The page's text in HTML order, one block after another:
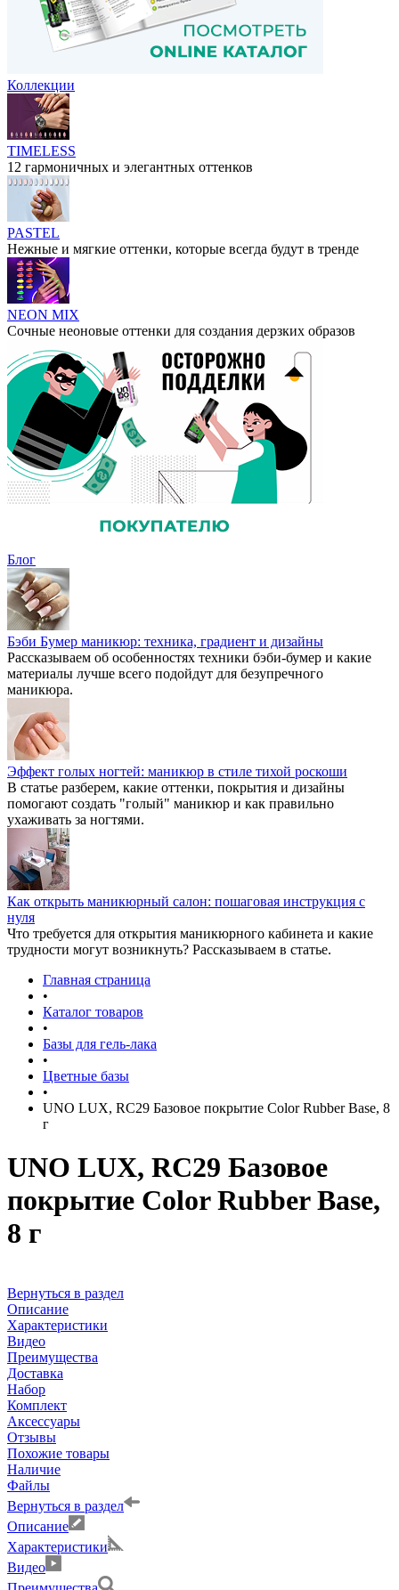
Коллекции
TIMELESS
12 гармоничных и элегантных оттенков
PASTEL
Нежные и мягкие оттенки, которые всегда будут в тренде
NEON MIX
Сочные неоновые оттенки для создания дерзких образов
Блог
Бэби Бумер маникюр: техника, градиент и дизайны
Рассказываем об особенностях техники бэби-бумер и какие
материалы лучше всего подойдут для безупречного
маникюра.
Эффект голых ногтей: маникюр в стиле тихой роскоши
В статье разберем, какие оттенки, покрытия и дизайны
помогают создать "голый" маникюр и как правильно
ухаживать за ногтями.
Как открыть маникюрный салон: пошаговая инструкция с
нуля
Что требуется для открытия маникюрного кабинета и какие
трудности могут возникнуть? Рассказываем в статье.
Главная страница
•
Каталог товаров
•
Базы для гель-лака
•
Цветные базы
•
UNO LUX, RC29 Базовое покрытие Color Rubber Base, 8
г
UNO LUX, RC29 Базовое
покрытие Color Rubber Base,
8 г
Вернуться в раздел
Описание
Характеристики
Видео
Преимущества
Доставка
Набор
Комплект
Аксессуары
Отзывы
Похожие товары
Наличие
Файлы
Вернуться в раздел
Описание
Характеристики
Видео